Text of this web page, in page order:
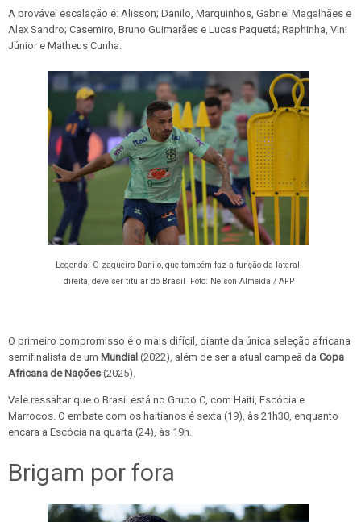
A provável escalação é: Alisson; Danilo, Marquinhos, Gabriel Magalhães e
Alex Sandro; Casemiro, Bruno Guimarães e Lucas Paquetá; Raphinha, Vini
Júnior e Matheus Cunha.
Legenda: O zagueiro Danilo, que também faz a função da lateral-
direita, deve ser titular do Brasil Foto: Nelson Almeida / AFP
O primeiro compromisso é o mais difícil, diante da única seleção africana
semifinalista de um Mundial (2022), além de ser a atual campeã da Copa
Africana de Nações (2025).
Vale ressaltar que o Brasil está no Grupo C, com Haiti, Escócia e
Marrocos. O embate com os haitianos é sexta (19), às 21h30, enquanto
encara a Escócia na quarta (24), às 19h.
Brigam por fora